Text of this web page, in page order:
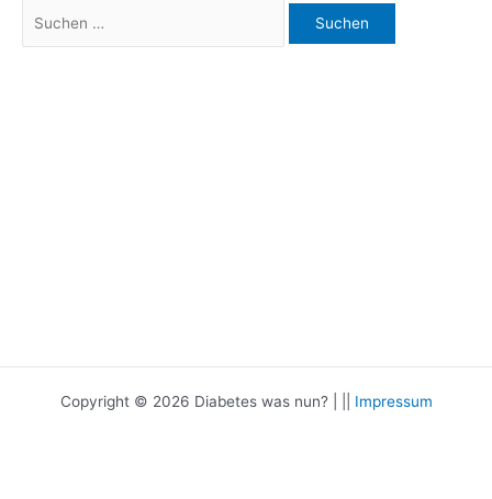
nach:
Copyright © 2026 Diabetes was nun? | || Impressum